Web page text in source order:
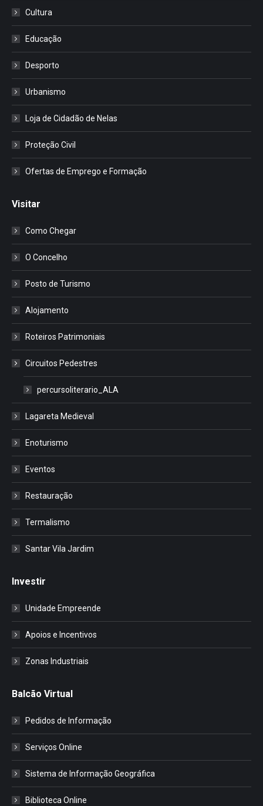
Cultura
Educação
Desporto
Urbanismo
Loja de Cidadão de Nelas
Proteção Civil
Ofertas de Emprego e Formação
Visitar
Como Chegar
O Concelho
Posto de Turismo
Alojamento
Roteiros Patrimoniais
Circuitos Pedestres
percursoliterario_ALA
Lagareta Medieval
Enoturismo
Eventos
Restauração
Termalismo
Santar Vila Jardim
Investir
Unidade Empreende
Apoios e Incentivos
Zonas Industriais
Balcão Virtual
Pedidos de Informação
Serviços Online
Sistema de Informação Geográfica
Biblioteca Online